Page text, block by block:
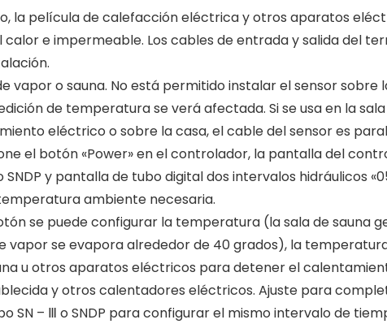
la película de calefacción eléctrica y otros aparatos
e impermeable. Los cables de entrada y salida del
vapor o sauna. No está permitido instalar el sensor sobre
de temperatura se verá afectada. Si se usa en la
eléctrico o sobre la casa, el cable del sensor es
el botón «Power» en el controlador, la pantalla del
y pantalla de tubo digital dos intervalos hidráulicos
ambiente necesaria.
se puede configurar la temperatura (la sala de sauna
vapor se evapora alrededor de 40 grados), la
u otros aparatos eléctricos para detener el
y otros calentadores eléctricos. Ajuste para
– Ⅲ o SNDP para configurar el mismo intervalo de